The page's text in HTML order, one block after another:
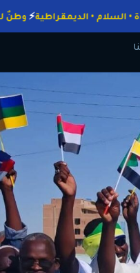
• الوحدة • السلام • الديمقراطية